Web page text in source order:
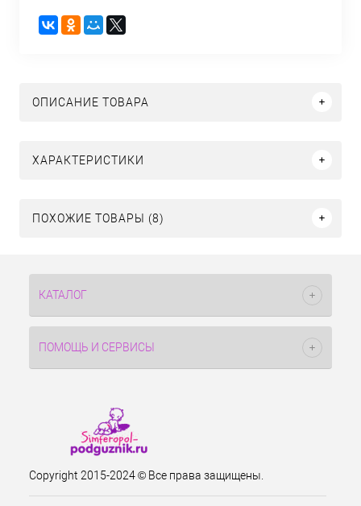
ОПИСАНИЕ ТОВАРА
ХАРАКТЕРИСТИКИ
ПОХОЖИЕ ТОВАРЫ (8)
КАТАЛОГ
ПОМОЩЬ И СЕРВИСЫ
Copyright 2015-2024 © Все права защищены.